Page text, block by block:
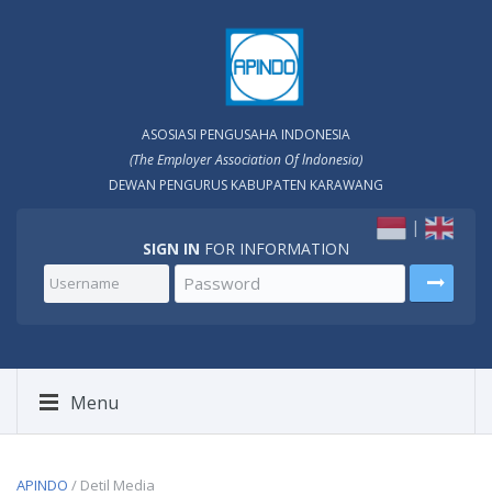
ASOSIASI PENGUSAHA INDONESIA
(The Employer Association Of lndonesia)
DEWAN PENGURUS KABUPATEN KARAWANG
|
SIGN IN FOR INFORMATION
Menu
APINDO / Detil Media